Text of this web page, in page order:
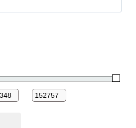
Minimum Price
-
Maximum Price